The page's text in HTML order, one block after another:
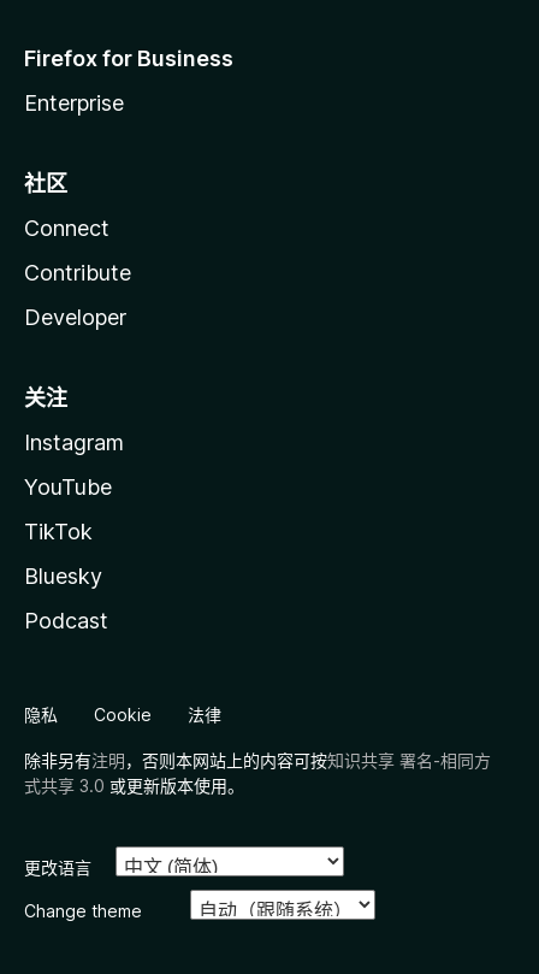
Firefox for Business
Enterprise
社区
Connect
Contribute
Developer
关注
Instagram
YouTube
TikTok
Bluesky
Podcast
隐私 Cookie 法律
除非另有注明，否则本网站上的内容可按知识共享 署名-相同方
式共享 3.0 或更新版本使用。
更改语言
Change theme